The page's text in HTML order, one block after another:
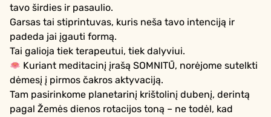
tavo širdies ir pasaulio.
Garsas tai stiprintuvas, kuris neša tavo intenciją ir
padeda jai įgauti formą.
Tai galioja tiek terapeutui, tiek dalyviui.
Kuriant meditacinį įrašą SOMNITŪ, norėjome sutelkti
dėmesį į pirmos čakros aktyvaciją.
Tam pasirinkome planetarinį krištolinį dubenį, derintą
pagal Žemės dienos rotacijos toną – ne todėl, kad